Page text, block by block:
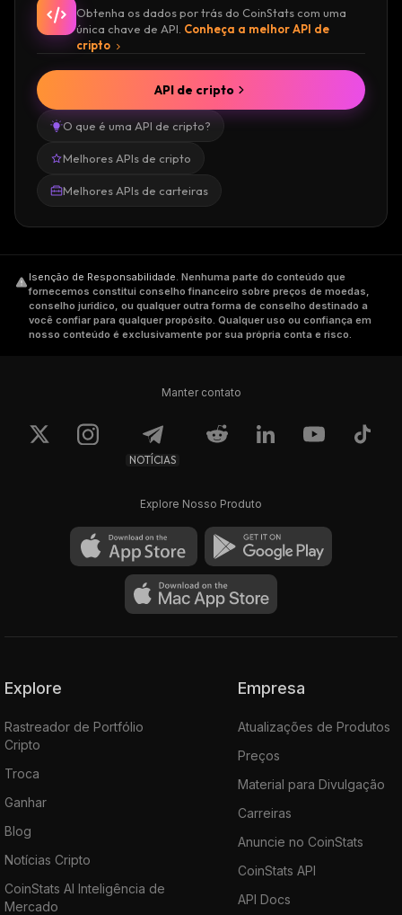
Obtenha os dados por trás do CoinStats com uma
única chave de API. Conheça a melhor API de
cripto
O que é uma API de cripto?
Melhores APIs de cripto
Melhores APIs de carteiras
API de cripto
Isenção de Responsabilidade. Nenhuma parte do conteúdo que
fornecemos constitui conselho financeiro sobre preços de moedas,
conselho jurídico, ou qualquer outra forma de conselho destinado a
você confiar para qualquer propósito. Qualquer uso ou confiança em
nosso conteúdo é exclusivamente por sua própria conta e risco.
Manter contato
NOTÍCIAS
Explore Nosso Produto
Explore
Rastreador de Portfólio
Cripto
Troca
Ganhar
Blog
Notícias Cripto
CoinStats AI Inteligência de
Mercado
Empresa
Atualizações de Produtos
Preços
Material para Divulgação
Carreiras
Anuncie no CoinStats
CoinStats API
API Docs